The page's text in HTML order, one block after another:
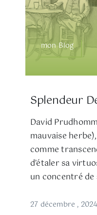
mon Blog
Splendeur
David
mauvaise
comme
d’étaler sa
un concentré
27 décembre , 2024